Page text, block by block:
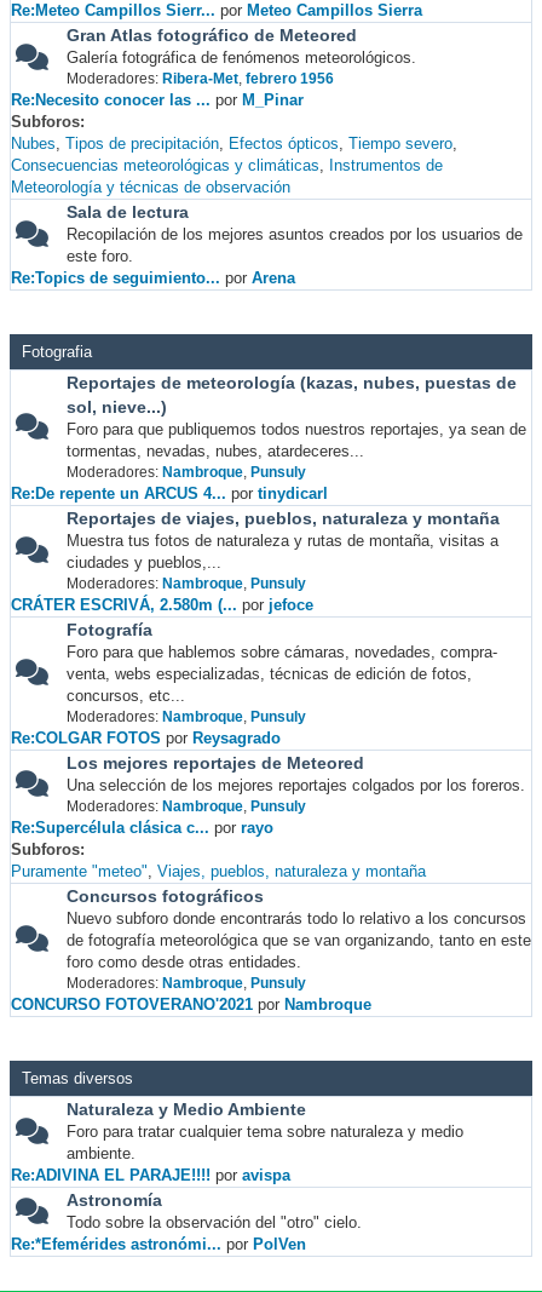
Re:Meteo Campillos Sierr... por Meteo Campillos Sierra
Gran Atlas fotográfico de Meteored
Galería fotográfica de fenómenos meteorológicos.
Moderadores: Ribera-Met, febrero 1956
Re:Necesito conocer las ... por M_Pinar
Subforos
Nubes Tipos de precipitación Efectos ópticos Tiempo severo
Consecuencias meteorológicas y climáticas
Instrumentos de
Meteorología y técnicas de observación
Sala de lectura
Recopilación de los mejores asuntos creados por los usuarios de
este foro.
Re:Topics de seguimiento... por Arena
Fotografia
Reportajes de meteorología (kazas, nubes, puestas de
sol, nieve...)
Foro para que publiquemos todos nuestros reportajes, ya sean de
tormentas, nevadas, nubes, atardeceres...
Moderadores: Nambroque, Punsuly
Re:De repente un ARCUS 4... por tinydicarl
Reportajes de viajes, pueblos, naturaleza y montaña
Muestra tus fotos de naturaleza y rutas de montaña, visitas a
ciudades y pueblos,...
Moderadores: Nambroque, Punsuly
CRÁTER ESCRIVÁ, 2.580m (... por jefoce
Fotografía
Foro para que hablemos sobre cámaras, novedades, compra-
venta, webs especializadas, técnicas de edición de fotos,
concursos, etc...
Moderadores: Nambroque, Punsuly
Re:COLGAR FOTOS por Reysagrado
Los mejores reportajes de Meteored
Una selección de los mejores reportajes colgados por los foreros.
Moderadores: Nambroque, Punsuly
Re:Supercélula clásica c... por rayo
Subforos
Puramente "meteo" Viajes, pueblos, naturaleza y montaña
Concursos fotográficos
Nuevo subforo donde encontrarás todo lo relativo a los concursos
de fotografía meteorológica que se van organizando, tanto en este
foro como desde otras entidades.
Moderadores: Nambroque, Punsuly
CONCURSO FOTOVERANO'2021 por Nambroque
Temas diversos
Naturaleza y Medio Ambiente
Foro para tratar cualquier tema sobre naturaleza y medio
ambiente.
Re:ADIVINA EL PARAJE!!!! por avispa
Astronomía
Todo sobre la observación del "otro" cielo.
Re:*Efemérides astronómi... por PolVen